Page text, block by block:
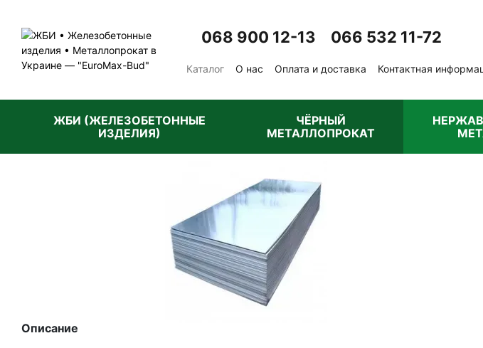
068 900 12-13 066 532 11-72
Каталог О нас Оплата и доставка Контактная
ЖБИ (ЖЕЛЕЗОБЕТОННЫЕ
ИЗДЕЛИЯ)
ЧЁРНЫЙ
МЕТАЛЛОПРОКАТ
Описание